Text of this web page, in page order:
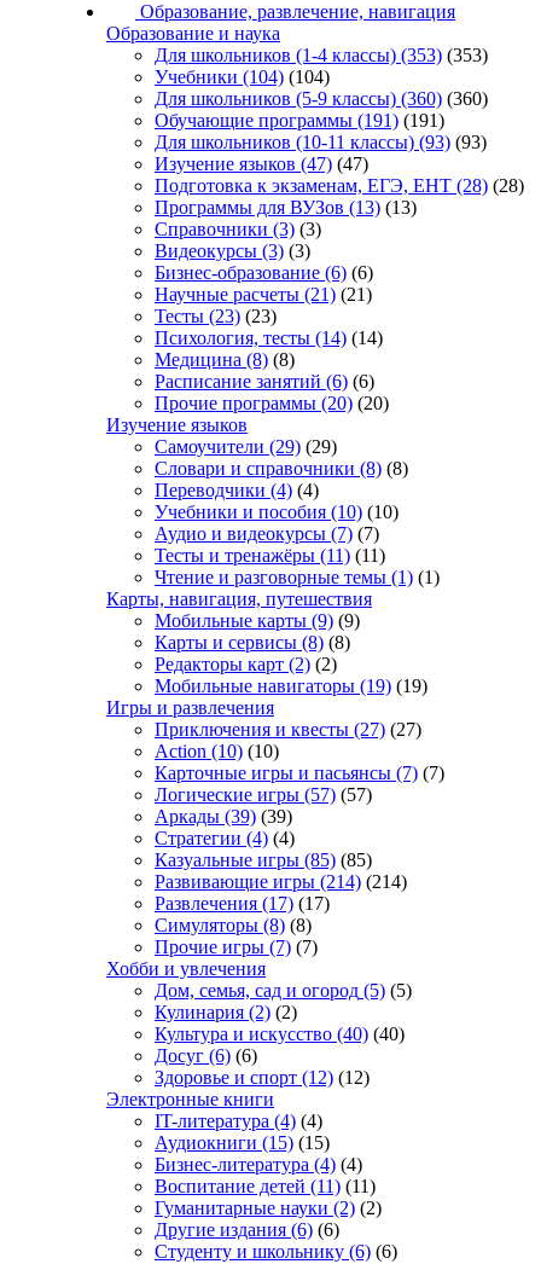
Образование, развлечение, навигация
Образование и наука
Для школьников (1-4 классы) (353) (353)
Учебники (104) (104)
Для школьников (5-9 классы) (360) (360)
Обучающие программы (191) (191)
Для школьников (10-11 классы) (93) (93)
Изучение языков (47) (47)
Подготовка к экзаменам, ЕГЭ, ЕНТ (28) (28)
Программы для ВУЗов (13) (13)
Справочники (3) (3)
Видеокурсы (3) (3)
Бизнес-образование (6) (6)
Научные расчеты (21) (21)
Тесты (23) (23)
Психология, тесты (14) (14)
Медицина (8) (8)
Расписание занятий (6) (6)
Прочие программы (20) (20)
Изучение языков
Самоучители (29) (29)
Словари и справочники (8) (8)
Переводчики (4) (4)
Учебники и пособия (10) (10)
Аудио и видеокурсы (7) (7)
Тесты и тренажёры (11) (11)
Чтение и разговорные темы (1) (1)
Карты, навигация, путешествия
Мобильные карты (9) (9)
Карты и сервисы (8) (8)
Редакторы карт (2) (2)
Мобильные навигаторы (19) (19)
Игры и развлечения
Приключения и квесты (27) (27)
Action (10) (10)
Карточные игры и пасьянсы (7) (7)
Логические игры (57) (57)
Аркады (39) (39)
Стратегии (4) (4)
Казуальные игры (85) (85)
Развивающие игры (214) (214)
Развлечения (17) (17)
Симуляторы (8) (8)
Прочие игры (7) (7)
Хобби и увлечения
Дом, семья, сад и огород (5) (5)
Кулинария (2) (2)
Культура и искусство (40) (40)
Досуг (6) (6)
Здоровье и спорт (12) (12)
Электронные книги
IT-литература (4) (4)
Аудиокниги (15) (15)
Бизнес-литература (4) (4)
Воспитание детей (11) (11)
Гуманитарные науки (2) (2)
Другие издания (6) (6)
Студенту и школьнику (6) (6)